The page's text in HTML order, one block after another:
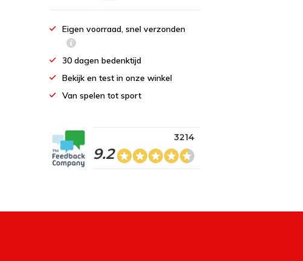
Eigen voorraad, snel verzonden
30 dagen bedenktijd
Bekijk en test in onze winkel
Van spelen tot sport
9.2
3214